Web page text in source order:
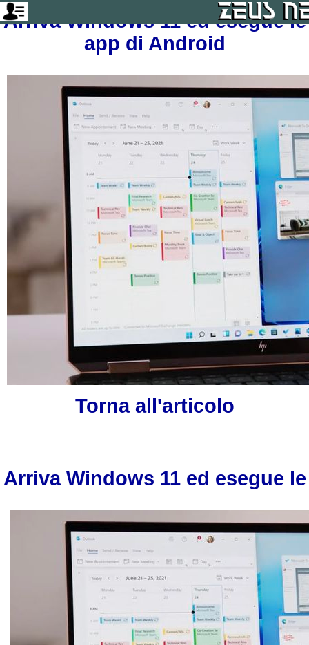
Arriva Windows 11 ed esegue le
app di Android
Torna all'articolo
Arriva Windows 11 ed esegue